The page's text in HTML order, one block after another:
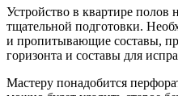
Устройство в квартире полов
тщательной подготовки.
и пропитывающие составы,
горизонта и составы для
Мастеру понадобится